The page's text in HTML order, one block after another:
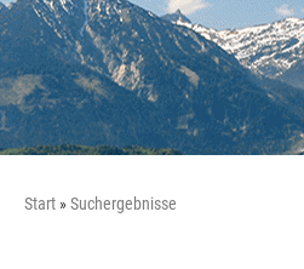
Start Suchergebnisse